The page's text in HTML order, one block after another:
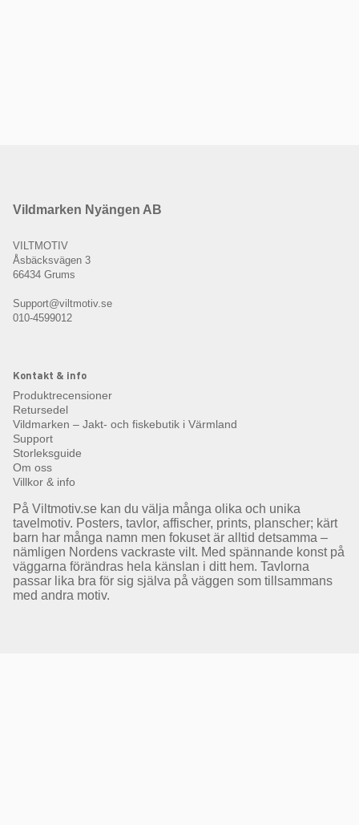
Vildmarken Nyängen AB
VILTMOTIV
Åsbäcksvägen 3
66434 Grums
Support@viltmotiv.se
010-4599012
Kontakt & info
Produktrecensioner
Retursedel
Vildmarken – Jakt- och fiskebutik i Värmland
Support
Storleksguide
Om oss
Villkor & info
På Viltmotiv.se kan du välja många olika och unika
tavelmotiv. Posters, tavlor, affischer, prints, planscher; kärt
barn har många namn men fokuset är alltid detsamma –
nämligen Nordens vackraste vilt. Med spännande konst på
väggarna förändras hela känslan i ditt hem. Tavlorna
passar lika bra för sig själva på väggen som tillsammans
med andra motiv.